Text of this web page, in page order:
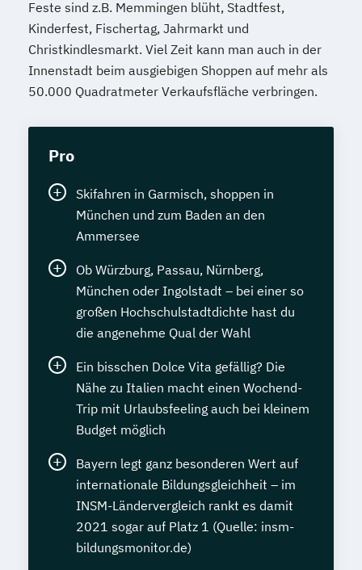
Feste sind z.B. Memmingen blüht, Stadtfest,
Kinderfest, Fischertag, Jahrmarkt und
Christkindlesmarkt. Viel Zeit kann man auch in der
Innenstadt beim ausgiebigen Shoppen auf mehr als
50.000 Quadratmeter Verkaufsfläche verbringen.
Pro
Skifahren in Garmisch, shoppen in
München und zum Baden an den
Ammersee
Ob Würzburg, Passau, Nürnberg,
München oder Ingolstadt – bei einer so
großen Hochschulstadtdichte hast du
die angenehme Qual der Wahl
Ein bisschen Dolce Vita gefällig? Die
Nähe zu Italien macht einen Wochend-
Trip mit Urlaubsfeeling auch bei kleinem
Budget möglich
Bayern legt ganz besonderen Wert auf
internationale Bildungsgleichheit – im
INSM-Ländervergleich rankt es damit
2021 sogar auf Platz 1 (Quelle: insm-
bildungsmonitor.de)